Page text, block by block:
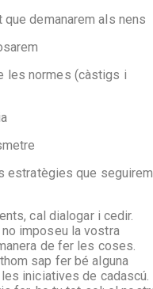
demanarem als nens
normes (càstigs i
que seguirem
cal dialogar i cedir.
no imposeu la vostra
de fer les coses.
sap fer bé alguna
iniciatives de cadascú.